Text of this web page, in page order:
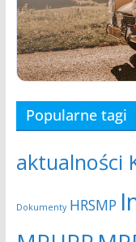
Popularne tagi
aktualności
Dokumenty HRSMP